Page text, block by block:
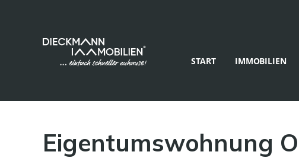
START IMMOBILIEN
Eigentumswohnung